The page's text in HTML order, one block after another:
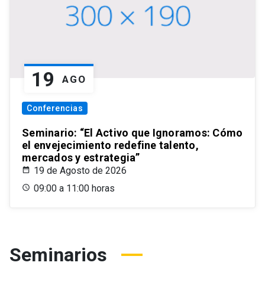
19 AGO
Conferencias
Seminario: “El Activo que Ignoramos: Cómo
el envejecimiento redefine talento,
mercados y estrategia”
19 de Agosto de 2026
09:00 a 11:00 horas
Seminarios